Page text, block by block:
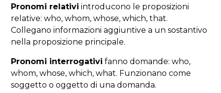
Pronomi relativi introducono le proposizioni
relative: who, whom, whose, which, that.
Collegano informazioni aggiuntive a un sostantivo
nella proposizione principale.
Pronomi interrogativi fanno domande: who,
whom, whose, which, what. Funzionano come
soggetto o oggetto di una domanda.